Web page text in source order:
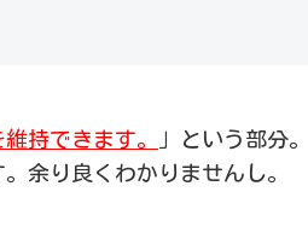
持できます。
」という部分
余り良くわかりませんし。